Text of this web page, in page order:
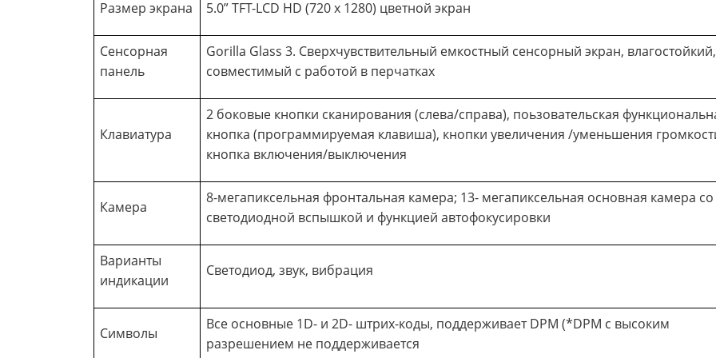
Размер экрана 5.0” TFT-LCD HD (720 x 1280) цветной экран
Сенсорная
панель
Gorilla Glass 3. Сверхчувствительный емкостный сенсорный экран, влагостойкий,
совместимый с работой в перчатках
Клавиатура
2 боковые кнопки сканирования (слева/справа), поьзовательская
кнопка (программируемая клавиша), кнопки увеличения /уменьшения
кнопка включения/выключения
Камера
8-мегапиксельная фронтальная камера; 13- мегапиксельная основная камера со
светодиодной вспышкой и функцией автофокусировки
Варианты
индикации
Светодиод, звук, вибрация
Символы
Все основные 1D- и 2D- штрих-коды, поддерживает DPM (*DPM с высоким
разрешением не поддерживается